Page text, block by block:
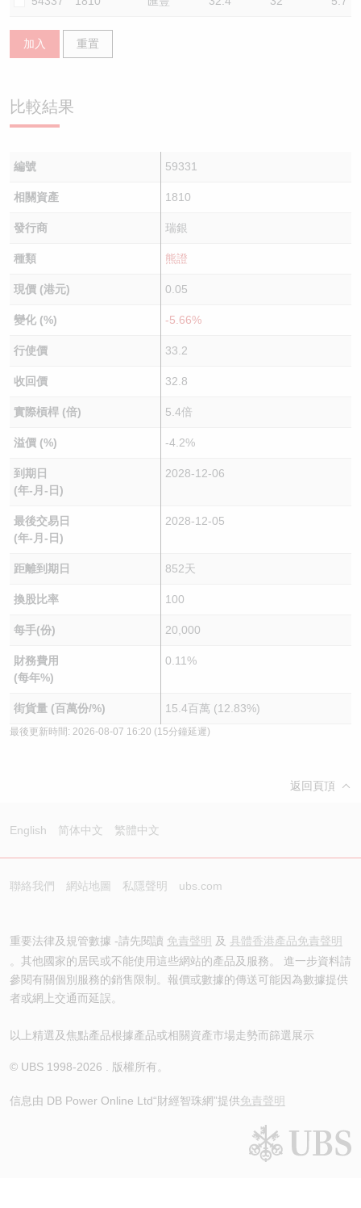
加入 重置
比較結果
編號 59331
相關資產 1810
發行商 瑞銀
種類 熊證
現價 (港元) 0.05
變化 (%) -5.66%
行使價 33.2
收回價 32.8
實際槓桿 (倍) 5.4倍
溢價 (%) -4.2%
到期日
(年-月-日)
2028-12-06
最後交易日
(年-月-日)
2028-12-05
距離到期日 852天
換股比率 100
每手(份) 20,000
財務費用
(每年%)
0.11%
街貨量 (百萬份/%) 15.4百萬 (12.83%)
最後更新時間: 2026-08-07 16:20 (15分鐘延遲)
返回頁頂
English 简体中文 繁體中文
聯絡我們 網站地圖 私隱聲明 ubs.com
重要法律及規管數據 -請先閱讀 免責聲明 及 具體香港產品免責聲明
。其他國家的居民或不能使用這些網站的產品及服務。 進一步資料請
參閱有關個別服務的銷售限制。報價或數據的傳送可能因為數據提供
者或網上交通而延誤。
以上精選及焦點產品根據產品或相關資產市場走勢而篩選展示
© UBS 1998-2026 . 版權所有。
信息由 DB Power Online Ltd“財經智珠網”提供免責聲明